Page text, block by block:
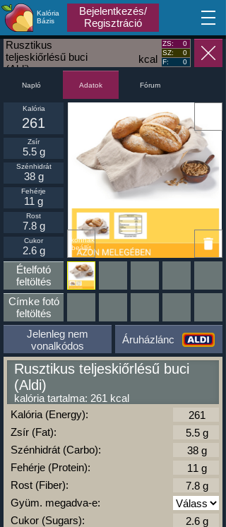
Kalória
Bázis
Bejelentkezés/
Regisztráció
MA
kcal
Rusztikus
teljeskiőrlésű buci
(Aldi)
ZS:
0
SZ:
0
F:
0
Napló Adatok Fórum
Ikonnak
beállít
Kalória
261
Zsír
5.5 g
Szénhidrát
38 g
Fehérje
11 g
Rost
7.8 g
Cukor
2.6 g
Ételfotó
feltöltés
Címke fotó
feltöltés
Jelenleg nem
vonalkódos
Áruházlánc
Rusztikus teljeskiőrlésű buci
(Aldi)
kalória tartalma: 261 kcal
Kalória (Energy):
Zsír (Fat):
Szénhidrát (Carbo):
Fehérje (Protein):
Rost (Fiber):
Gyüm. megadva-e:
Cukor (Sugars):